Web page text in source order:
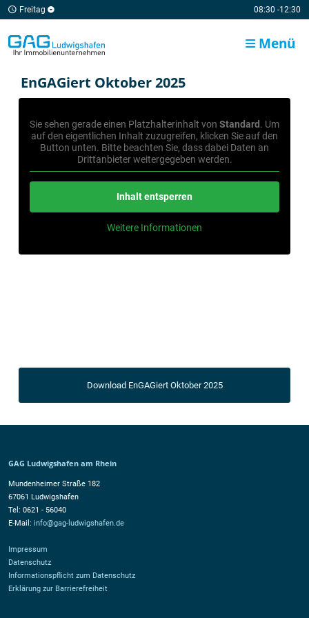
Freitag 08:30 -12:30
Menü
EnGAGiert Oktober 2025
Sie sehen gerade einen Platzhalterinhalt von Standard . Um
auf den eigentlichen Inhalt zuzugreifen, klicken Sie auf den
Button unten. Bitte beachten Sie, dass dabei Daten an
Drittanbieter weitergegeben werden.
Inhalt entsperren
Weitere Informationen
Download EnGAGiert Oktober 2025
GAG Ludwigshafen am Rhein
Mundenheimer Straße 182
67061 Ludwigshafen
Tel: 0621 - 56040
E-Mail: info@gag-ludwigshafen.de
Impressum
Datenschutz
Informationspflicht zum Datenschutz
Erklärung zur Barrierefreiheit